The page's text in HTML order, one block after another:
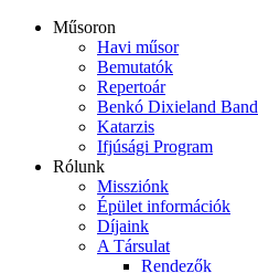
Műsoron
Havi műsor
Bemutatók
Repertoár
Benkó Dixieland Band
Katarzis
Ifjúsági Program
Rólunk
Missziónk
Épület információk
Díjaink
A Társulat
Rendezők